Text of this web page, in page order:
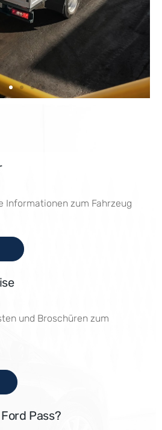
Informationen zum Fahrzeug
und Broschüren zum
Pass?